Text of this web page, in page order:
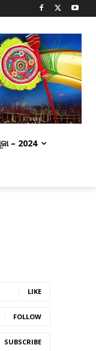
– 2024
LIKE
FOLLOW
SUBSCRIBE